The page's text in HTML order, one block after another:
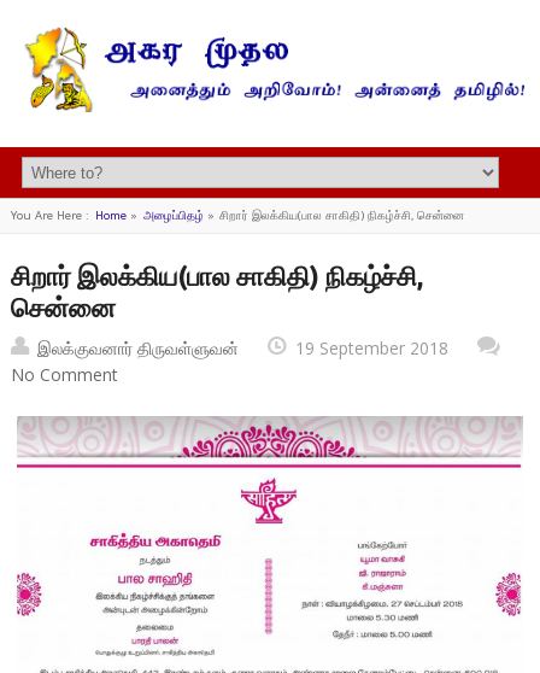
You Are Here : Home» அழைப்பிதழ் » சிறார் இலக்கிய(பால சாகிதி) நிகழ்ச்சி, சென்னை
சிறார் இலக்கிய(பால சாகிதி) நிகழ்ச்சி,
சென்னை
இலக்குவனார் திருவள்ளுவன்
19 September 2018
No Comment